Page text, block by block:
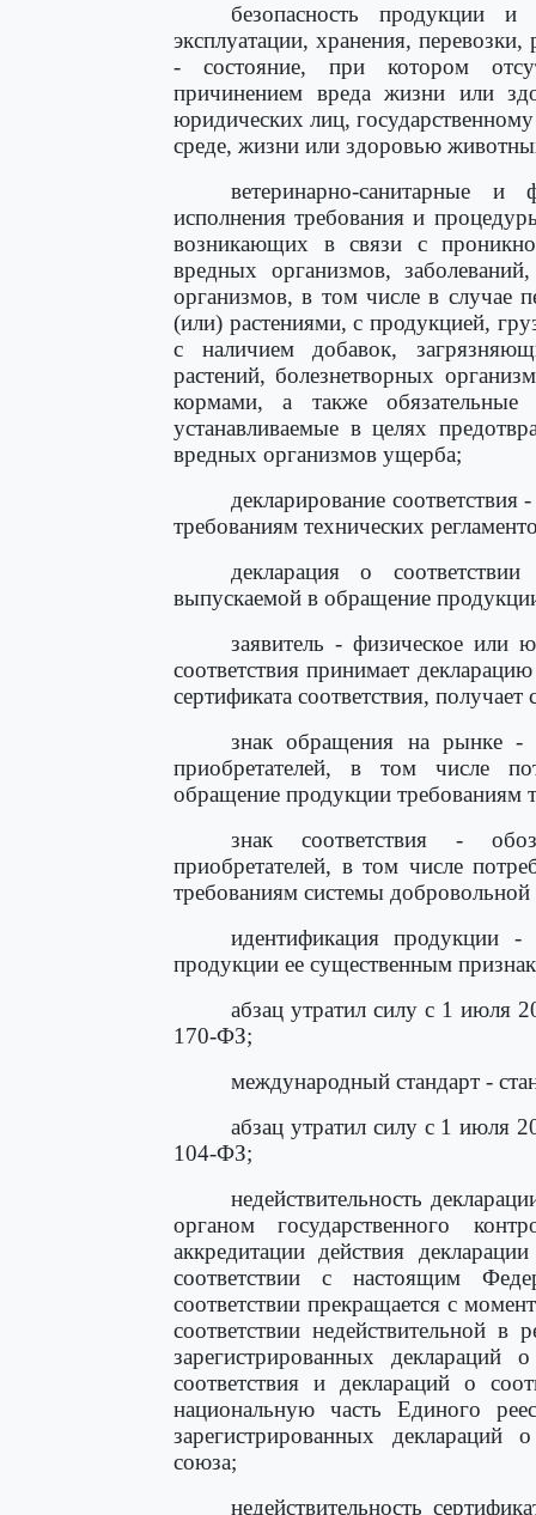
безопасность продукции
эксплуатации, хранения,
- состояние, при котором
причинением вреда жизни или
юридических лиц,
среде, жизни или здоровью
ветеринарно-санитарные
исполнения требования и
возникающих в связи с
вредных организмов,
организмов, в том числе в случае
(или) растениями, с продукцией,
с наличием добавок,
растений, болезнетворных
кормами, а также
устанавливаемые в целях
вредных организмов ущерба;
декларирование
требованиям технических
декларация о
выпускаемой в обращение
заявитель - физическое или
соответствия принимает
сертификата соответствия, получает
знак обращения на рынке -
приобретателей, в том числе
обращение продукции требованиям
знак соответствия -
приобретателей, в том числе
требованиям системы добровольной
идентификация продукции -
продукции ее существенным
абзац утратил силу с 1 июля
170-ФЗ;
международный стандарт -
абзац утратил силу с 1 июля
104-ФЗ;
недействительность
органом государственного
аккредитации действия
соответствии с настоящим
соответствии прекращается с
соответствии недействительной в
зарегистрированных деклараций
соответствия и деклараций о
национальную часть Единого
зарегистрированных деклараций
союза;
недействительность